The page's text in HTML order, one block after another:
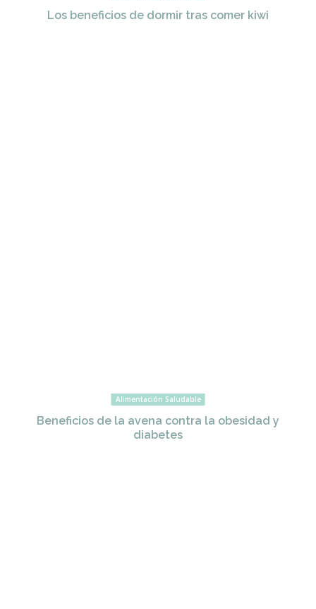
Los beneficios de dormir tras comer kiwi
Alimentación Saludable
Beneficios de la avena contra la obesidad y
diabetes